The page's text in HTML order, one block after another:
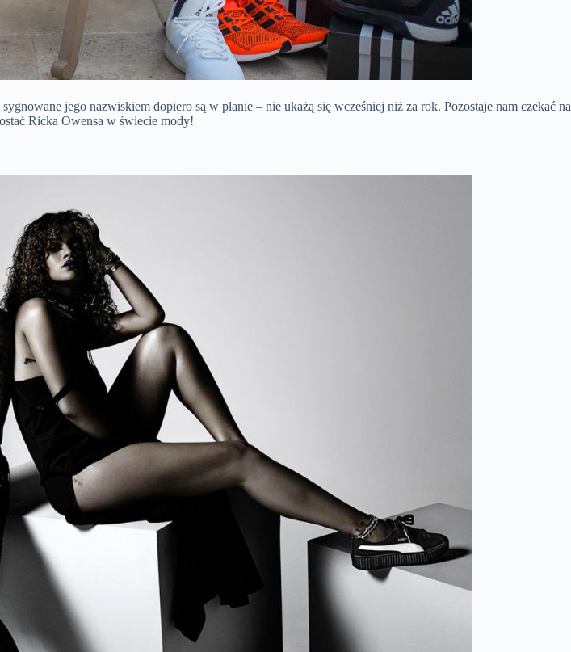
jego nazwiskiem dopiero są w planie – nie ukażą się wcześniej niż za rok. Pozostaje nam czekać na
Ricka Owensa w świecie mody!